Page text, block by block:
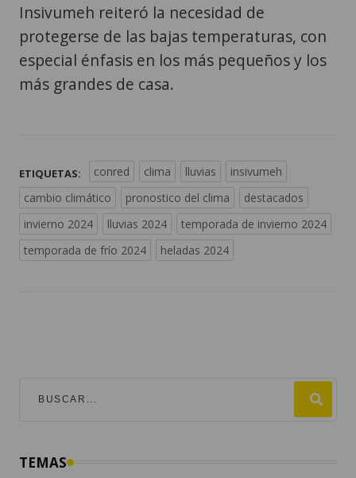
Insivumeh reiteró la necesidad de
protegerse de las bajas temperaturas, con
especial énfasis en los más pequeños y los
más grandes de casa.
ETIQUETAS: conred clima lluvias
insivumeh
cambio climático
pronostico del clima
destacados
invierno 2024
lluvias 2024
temporada de invierno 2024
temporada de frío 2024
heladas 2024
TEMAS